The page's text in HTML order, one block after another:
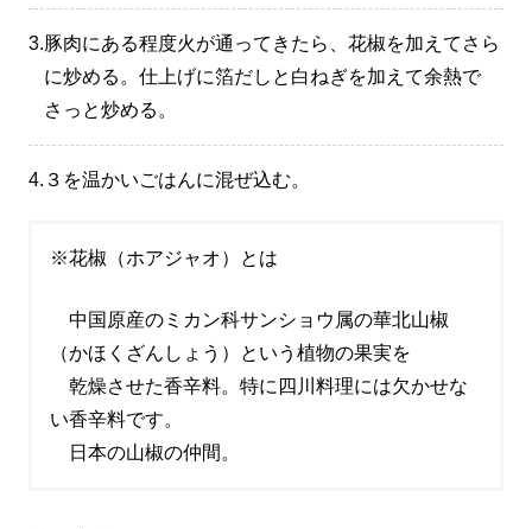
3.豚肉にある程度火が通ってきたら、花椒を加えてさら
に炒める。仕上げに箔だしと白ねぎを加えて余熱で
さっと炒める。
4. ３を温かいごはんに混ぜ込む。
※花椒（ホアジャオ）とは
中国原産のミカン科サンショウ属の華北山椒
（かほくざんしょう）という植物の果実を
乾燥させた香辛料。特に四川料理には欠かせな
い香辛料です。
日本の山椒の仲間。